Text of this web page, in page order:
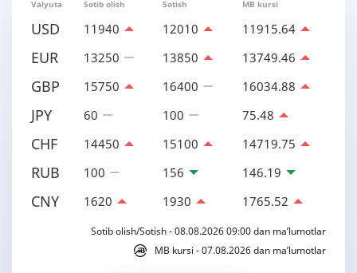
Valyuta Sotib olish Sotish MB kursi
USD 11940 12010 11915.64
EUR 13250 13850 13749.46
GBP 15750 16400 16034.88
JPY 60 100 75.48
CHF 14450 15100 14719.75
RUB 100 156 146.19
CNY 1620 1930 1765.52
Sotib olish/Sotish - 08.08.2026 09:00 dan ma’lumotlar
MB kursi - 07.08.2026 dan ma’lumotlar